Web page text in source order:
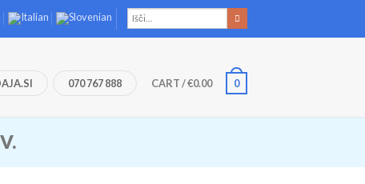
070 767 888 CART/€0.00 0